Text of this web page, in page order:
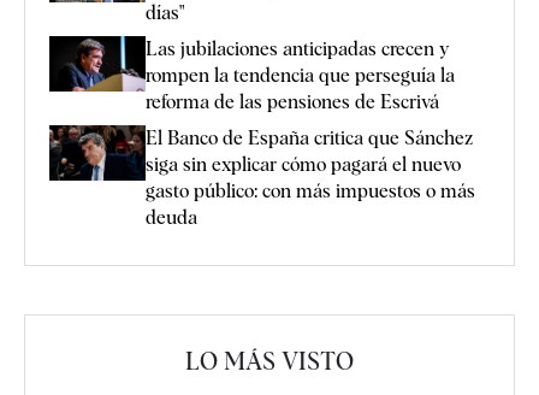
días"
Las jubilaciones anticipadas crecen y
rompen la tendencia que perseguía la
reforma de las pensiones de Escrivá
El Banco de España critica que Sánchez
siga sin explicar cómo pagará el nuevo
gasto público: con más impuestos o más
deuda
LO MÁS VISTO